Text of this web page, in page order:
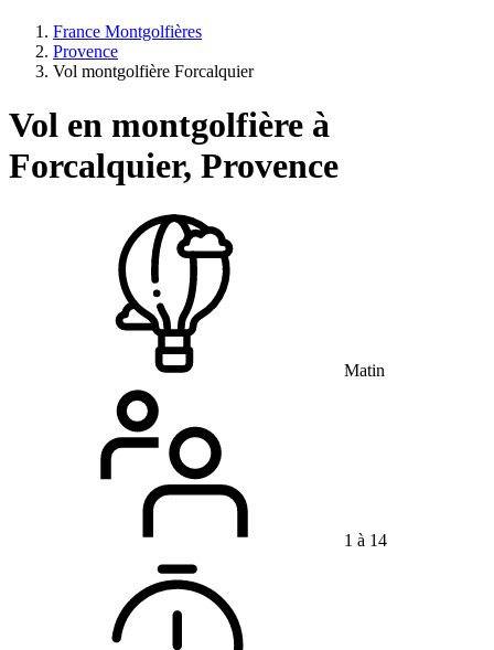
France Montgolfières
Provence
Vol montgolfière Forcalquier
Vol en montgolfière à
Forcalquier, Provence
Matin
1 à 14